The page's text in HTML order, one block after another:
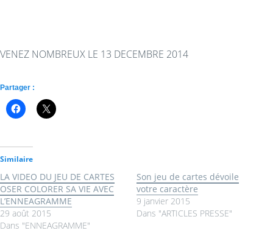
VENEZ NOMBREUX LE 13 DECEMBRE 2014
Partager :
Similaire
LA VIDEO DU JEU DE CARTES
OSER COLORER SA VIE AVEC
L’ENNEAGRAMME
29 août 2015
Dans "ENNEAGRAMME"
Son jeu de cartes dévoile
votre caractère
9 janvier 2015
Dans "ARTICLES PRESSE"